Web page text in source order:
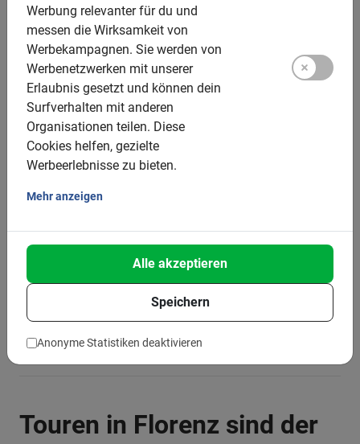
Werbung relevanter für du und
messen die Wirksamkeit von
Werbekampagnen. Sie werden von
Werbenetzwerken mit unserer
Erlaubnis gesetzt und können dein
Surfverhalten mit anderen
Organisationen teilen. Diese
Cookies helfen, gezielte
Werbeerlebnisse zu bieten.
Mehr anzeigen
Speichern
Alle akzeptieren
Anonyme Statistiken deaktivieren
Dies ist, was unsere Kunden lieben
Florenz Highlights Radtour
Wir hatten eine fantastische Fahrradtour
durch Florenz mit einem sehr
enthusiastischen Guide, der uns viele
detaillierte Informationen über die Stadt
gab. Es hat uns sehr gut gefallen.
Harriette Baken
Touren in Florenz sind der